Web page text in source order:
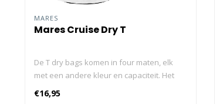
MARES
Mares Cruise Dry T
De T dry bags komen in four maten, elk
met een andere kleur en capaciteit. Het
gewoon oprollen aan de bovenkant van
€16,95